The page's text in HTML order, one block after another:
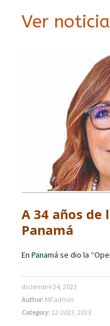
Ver
A 34 años
Panamá
En Panamá se dio la
diciembre 24, 2023
Author: MFadmin
Category: 12-2023,2023